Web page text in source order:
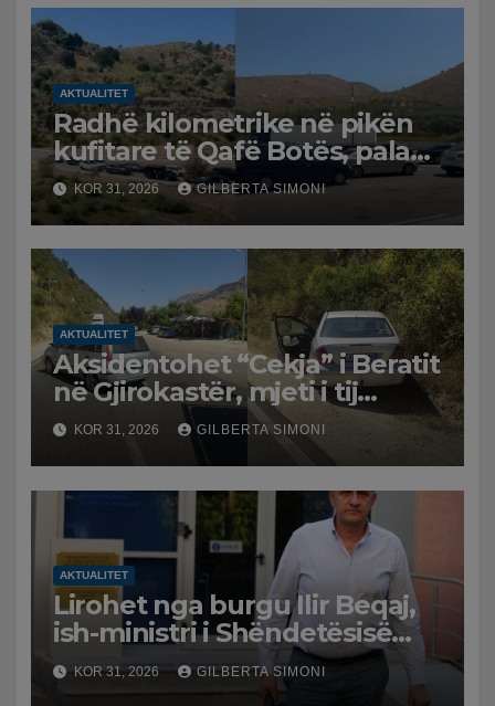
AKTUALITET
Radhë kilometrike në pikën
kufitare të Qafë Botës, pala
greke raporton defekt në
sistem, qytetarët mbeten të
bllokuar
KOR 31, 2026 GILBERTA SIMONI
AKTUALITET
Aksidentohet “Cekja” i Beratit
në Gjirokastër, mjeti i tij
përplaset me atë të klerikut
bektashian
KOR 31, 2026 GILBERTA SIMONI
AKTUALITET
Lirohet nga burgu Ilir Beqaj,
ish-ministri i Shëndetësisë
‘kthehet’ në shtëpi, GJKKO i
ndryshon masën e arrestit
KOR 31, 2026 GILBERTA SIMONI